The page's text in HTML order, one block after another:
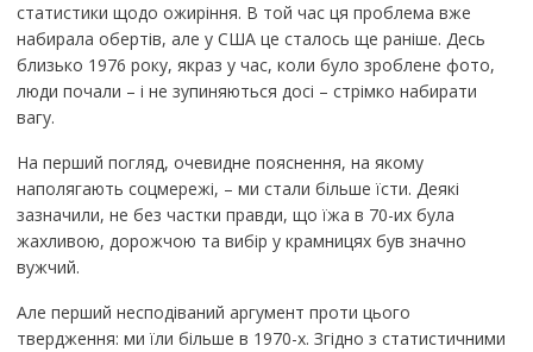
статистики щодо ожиріння. В той час ця проблема вже
набирала обертів, але у США це сталось ще раніше. Десь
близько 1976 року, якраз у час, коли було зроблене фото,
люди почали – і не зупиняються досі – стрімко набирати
вагу.
На перший погляд, очевидне пояснення, на якому
наполягають соцмережі, – ми стали більше їсти. Деякі
зазначили, не без частки правди, що їжа в 70-их була
жахливою, дорожчою та вибір у крамницях був значно
вужчий.
Але перший несподіваний аргумент проти цього
твердження: ми їли більше в 1970-х. Згідно з статистичними